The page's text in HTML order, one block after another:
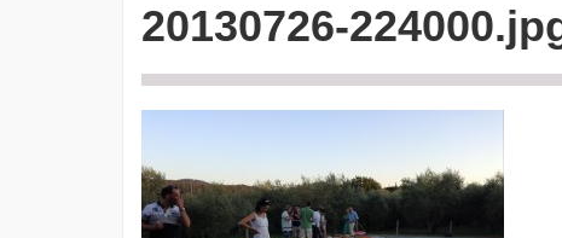
20130726-